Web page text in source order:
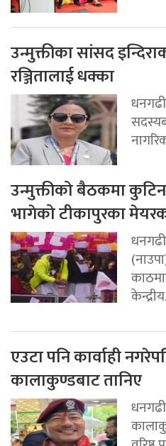
उन्मुक्तीका सांसद
रञ्जितालाई धक्का
उन्मुक्तीको बैठकमा
भागेको टीकापुरका
एउटा पनि कार्वाही
कालाकुण्डबाट तानिए